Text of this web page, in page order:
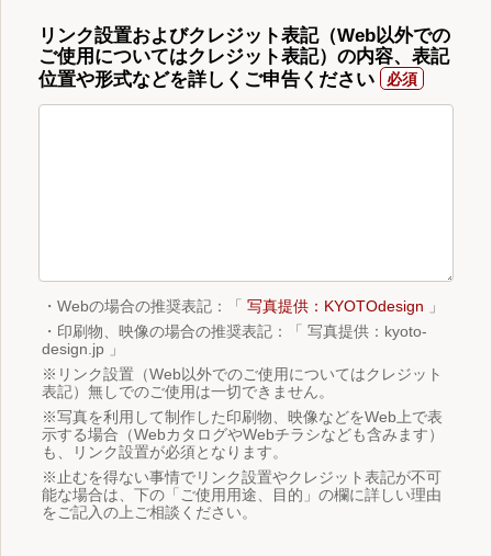
リンク設置およびクレジット表記（Web以外での
ご使用についてはクレジット表記）の内容、表記
位置や形式などを詳しくご申告ください
・Webの場合の推奨表記：「 写真提供：KYOTOdesign 」
・印刷物、映像の場合の推奨表記：「 写真提供：kyoto-
design.jp 」
※リンク設置（Web以外でのご使用についてはクレジット
表記）無しでのご使用は一切できません。
※写真を利用して制作した印刷物、映像などをWeb上で表
示する場合（WebカタログやWebチラシなども含みます）
も、リンク設置が必須となります。
※止むを得ない事情でリンク設置やクレジット表記が不可
能な場合は、下の「ご使用用途、目的」の欄に詳しい理由
をご記入の上ご相談ください。